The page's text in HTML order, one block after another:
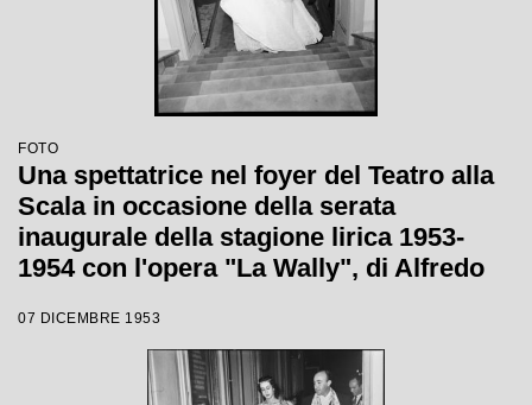
FOTO
Una spettatrice nel foyer del Teatro alla
Scala in occasione della serata
inaugurale della stagione lirica 1953-
1954 con l'opera "La Wally", di Alfredo
con la regia di Tatiana Pavlova
07 DICEMBRE 1953